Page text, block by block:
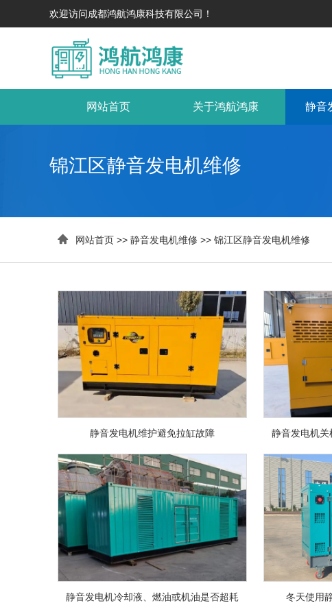
欢迎访问成都鸿航鸿康科技有限公司！
网站首页 关于鸿航鸿康 静音
锦江区静音发电机维修
 网站首页 >> 静音发电机维修 >> 锦江区静音发电机维修
静音发电机维护避免拉缸故障 静音发电机关
静音发电机冷却液、燃油或机油是否超耗 冬天使用